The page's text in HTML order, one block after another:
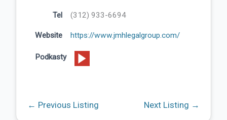
Tel (312) 933-6694
Website https://www.jmhlegalgroup.com/
Podkasty
← Previous Listing Next Listing →